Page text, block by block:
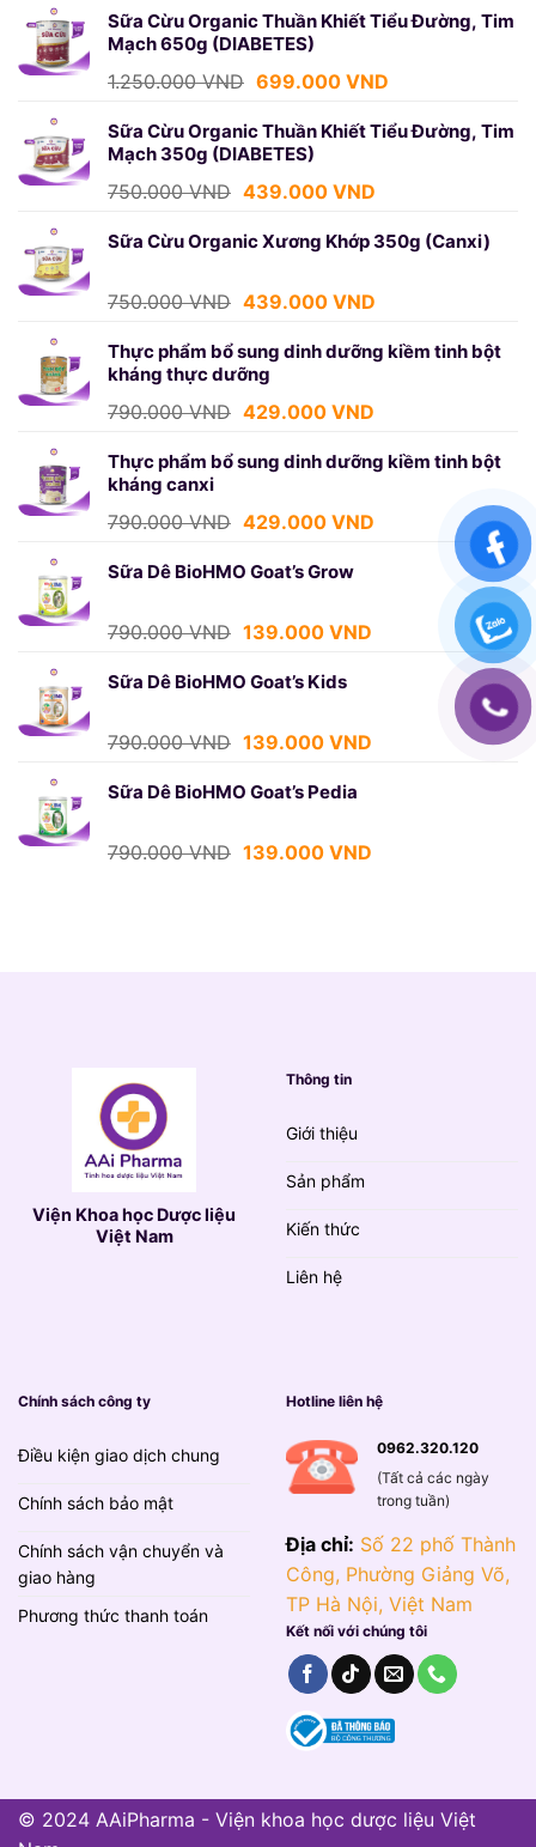
là:
1.250.000 VND.
tại
Sữa Cừu Organic Thuần Khiết Tiểu Đường, Tim
Mạch 650g (DIABETES)
1.250.000VND Giá
là:
1.250.000 VND.
699.000 VNDGiá
tại
Sữa Cừu Organic Thuần Khiết Tiểu Đường, Tim
Mạch 350g (DIABETES)
750.000VND Giá
là:
439.000 VNDGiá
tại
Sữa Cừu Organic Xương Khớp 350g (Canxi)
750.000VND Giá
là:
750.000 VND.
439.000 VNDGiá
tại
Thực phẩm bổ sung dinh dưỡng kiềm tinh bột
kháng thực dưỡng
790.000VND Giá
là:
429.000 VNDGiá
tại
429.000 VND.
Thực phẩm bổ sung dinh dưỡng kiềm tinh bột
kháng canxi
790.000VND Giá
là:
429.000 VNDGiá
429.000 VND.
Sữa Dê BioHMO Goat’s Grow
790.000VND Giá
là:
139.000 VNDGiá
139.000 VND.
Sữa Dê BioHMO Goat’s Kids
790.000VND Giá
là:
139.000 VNDGiá
Sữa Dê BioHMO Goat’s Pedia
790.000VND Giá
139.000 VNDGiá
Viện Khoa học Dược liệu
Việt Nam
Thông tin
Giới thiệu
Sản phẩm
Kiến thức
Liên hệ
Chính sách công ty
Điều kiện giao dịch chung
Chính sách bảo mật
Chính sách vận chuyển và
giao hàng
Phương thức thanh toán
Hotline liên hệ
0962.320.120
(Tất cả các ngày
trong tuần)
Địa chỉ: Số 22 phố Thành
Công, Phường Giảng Võ,
TP Hà Nội, Việt Nam
Kết nối với chúng tôi
© 2024 AAiPharma - Viện khoa học dược liệu Việt